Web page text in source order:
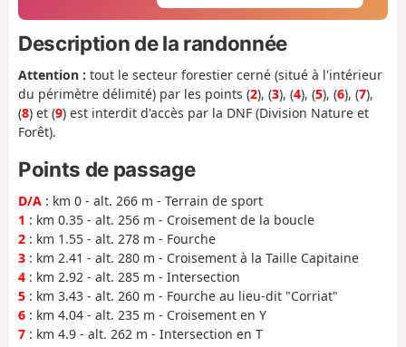
Description de la randonnée
Attention : tout le secteur forestier cerné (situé à l'intérieur
du périmètre délimité) par les points (2), (3), (4), (5), (6), (7),
(8) et (9) est interdit d'accès par la DNF (Division Nature et
Forêt).
Points de passage
D/A : km 0 - alt. 266 m - Terrain de sport
1 : km 0.35 - alt. 256 m - Croisement de la boucle
2 : km 1.55 - alt. 278 m - Fourche
3 : km 2.41 - alt. 280 m - Croisement à la Taille Capitaine
4 : km 2.92 - alt. 285 m - Intersection
5 : km 3.43 - alt. 260 m - Fourche au lieu-dit "Corriat"
6 : km 4.04 - alt. 235 m - Croisement en Y
7 : km 4.9 - alt. 262 m - Intersection en T